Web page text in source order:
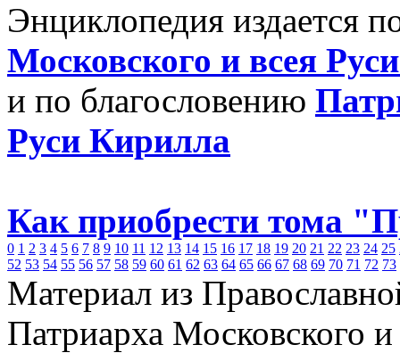
Энциклопедия издается
Московского и всея
и по благословению
Руси Кирилла
Как приобрести тома
0 1 2 3 4 5 6 7 8 9 10 11 12 13 14 15 16 17 18 19 20 21 22 23 24 25
52 53 54 55 56 57 58 59 60 61 62 63 64 65 66 67 68 69 70 71 72 73
Материал из
Патриарха Московского